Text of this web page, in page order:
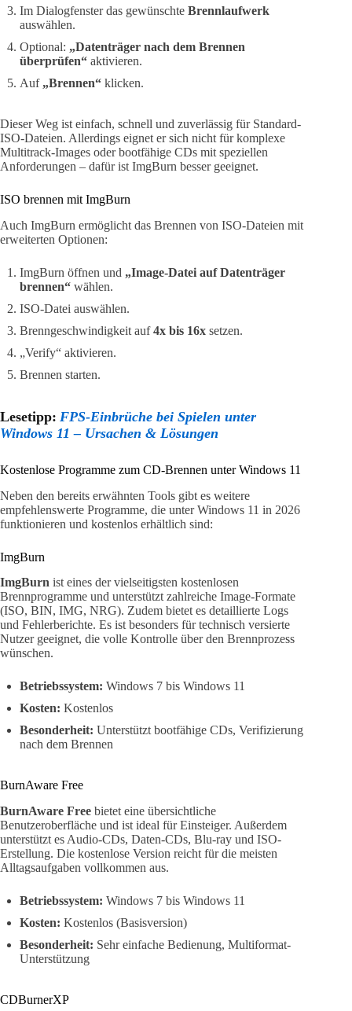
Im Dialogfenster das gewünschte Brennlaufwerk
auswählen.
Optional: „Datenträger nach dem Brennen
überprüfen“ aktivieren.
Auf „Brennen“ klicken.
Dieser Weg ist einfach, schnell und zuverlässig für Standard-
ISO-Dateien. Allerdings eignet er sich nicht für komplexe
Multitrack-Images oder bootfähige CDs mit speziellen
Anforderungen – dafür ist ImgBurn besser geeignet.
ISO brennen mit ImgBurn
Auch ImgBurn ermöglicht das Brennen von ISO-Dateien mit
erweiterten Optionen:
ImgBurn öffnen und „Image-Datei auf Datenträger
brennen“ wählen.
ISO-Datei auswählen.
Brenngeschwindigkeit auf4x bis 16x setzen.
„Verify“ aktivieren.
Brennen starten.
Lesetipp: FPS-Einbrüche bei Spielen unter
Windows 11 – Ursachen & Lösungen
Kostenlose Programme zum CD-Brennen unter Windows 11
Neben den bereits erwähnten Tools gibt es weitere
empfehlenswerte Programme, die unter Windows 11 in 2026
funktionieren und kostenlos erhältlich sind:
ImgBurn
ImgBurn ist eines der vielseitigsten kostenlosen
Brennprogramme und unterstützt zahlreiche Image-Formate
(ISO, BIN, IMG, NRG). Zudem bietet es detaillierte Logs
und Fehlerberichte. Es ist besonders für technisch versierte
Nutzer geeignet, die volle Kontrolle über den Brennprozess
wünschen.
Betriebssystem: Windows 7 bis Windows 11
Kosten: Kostenlos
Besonderheit: Unterstützt bootfähige CDs, Verifizierung
nach dem Brennen
BurnAware Free
BurnAware Free bietet eine übersichtliche
Benutzeroberfläche und ist ideal für Einsteiger. Außerdem
unterstützt es Audio-CDs, Daten-CDs, Blu-ray und ISO-
Erstellung. Die kostenlose Version reicht für die meisten
Alltagsaufgaben vollkommen aus.
Betriebssystem: Windows 7 bis Windows 11
Kosten: Kostenlos (Basisversion)
Besonderheit: Sehr einfache Bedienung, Multiformat-
Unterstützung
CDBurnerXP